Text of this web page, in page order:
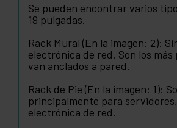
Se pueden encontrar varios
19 pulgadas.
Rack Mural (En la imagen: 2):
electrónica de red. Son los más
van anclados a pared.
Rack de Pie (En la imagen: 1):
principalmente para
electrónica de red.